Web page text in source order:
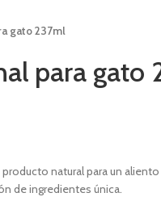
gato 237ml
para gato
natural para un
de ingredientes única.